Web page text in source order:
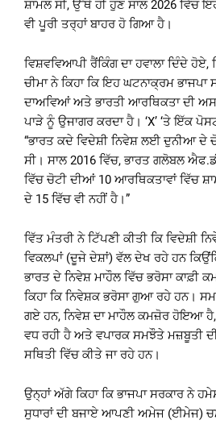
ਸ਼ਾਮਲ ਸੀ, ਉੱਥੇ ਹੀ ਹੁਣ ਸਾਲ 2026 ਵਿੱਚ
ਵੀ ਪੂਰੀ ਤਰ੍ਹਾਂ ਬਾਹਰ ਹੋ ਗਿਆ ਹੈ।
ਵਿਸ਼ਵਵਿਆਪੀ ਰੈਂਕਿੰਗ ਦਾ ਹਵਾਲਾ ਦਿੰਦੇ ਹੋਏ,
ਚੀਮਾ ਨੇ ਕਿਹਾ ਕਿ ਇਹ ਘਟਨਾਕ੍ਰਮ
ਦਾਅਵਿਆਂ ਅਤੇ ਭਾਰਤੀ ਆਰਥਿਕਤਾ ਦੀ
ਪਾੜੇ ਨੂੰ ਉਜਾਗਰ ਕਰਦਾ ਹੈ। ‘X’ ‘ਤੇ ਇੱਕ
“ਭਾਰਤ ਕਦੇ ਵਿਦੇਸ਼ੀ ਨਿਵੇਸ਼ ਲਈ ਦੁਨੀਆ ਦੇ
ਸੀ। ਸਾਲ 2016 ਵਿੱਚ, ਭਾਰਤ ਗਲੋਬਲ
ਵਿੱਚ ਚੋਟੀ ਦੀਆਂ 10 ਆਰਥਿਕਤਾਵਾਂ ਵਿੱਚ
ਦੇ 15 ਵਿੱਚ ਵੀ ਨਹੀਂ ਹੈ।”
ਵਿੱਤ ਮੰਤਰੀ ਨੇ ਟਿੱਪਣੀ ਕੀਤੀ ਕਿ ਵਿਦੇਸ਼ੀ
ਵਿਕਲਪਾਂ (ਦੂਜੇ ਦੇਸ਼ਾਂ) ਵੱਲ ਦੇਖ ਰਹੇ ਹਨ
ਭਾਰਤ ਦੇ ਨਿਵੇਸ਼ ਮਾਹੌਲ ਵਿੱਚ ਭਰੋਸਾ
ਕਿਹਾ ਕਿ ਨਿਵੇਸ਼ਕ ਭਰੋਸਾ ਗੁਆ ਰਹੇ ਹਨ।
ਗਏ ਹਨ, ਨਿਵੇਸ਼ ਦਾ ਮਾਹੌਲ ਕਮਜ਼ੋਰ ਹੋਇਆ ਹੈ,
ਵਧ ਰਹੀ ਹੈ ਅਤੇ ਵਪਾਰਕ ਸਮਝੌਤੇ ਮਜ਼ਬੂਤੀ
ਸਥਿਤੀ ਵਿੱਚ ਕੀਤੇ ਜਾ ਰਹੇ ਹਨ।
ਉਨ੍ਹਾਂ ਅੱਗੇ ਕਿਹਾ ਕਿ ਭਾਜਪਾ ਸਰਕਾਰ ਨੇ
ਸੁਧਾਰਾਂ ਦੀ ਬਜਾਏ ਆਪਣੀ ਅਮੇਜ (ਈਮੇਜ)